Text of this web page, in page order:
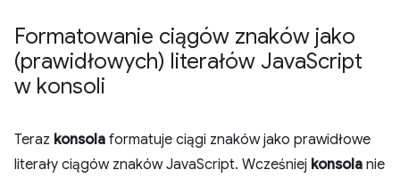
Formatowanie ciągów znaków jako
(prawidłowych) literałów JavaScript
w konsoli
Teraz konsola formatuje ciągi znaków jako prawidłowe
literały ciągów znaków JavaScript. Wcześniej konsola nie